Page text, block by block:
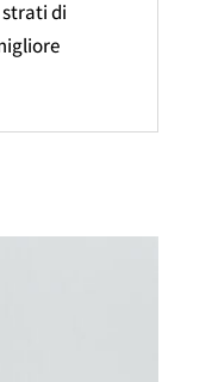
strati di